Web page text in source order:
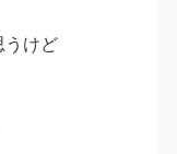
うけど